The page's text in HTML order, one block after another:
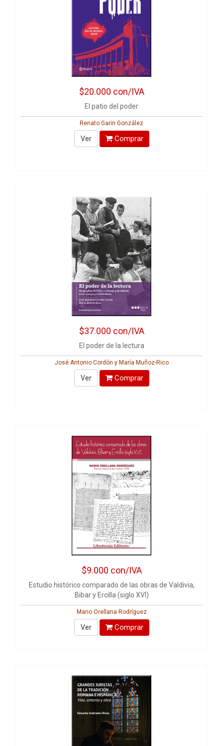
$20.000 con/IVA
El patio del poder
Renato Garin González
Ver Comprar
$37.000 con/IVA
El poder de la lectura
José Antonio Cordón y María Muñoz-Rico
Ver Comprar
$9.000 con/IVA
Estudio histórico comparado de las obras de Valdivia,
Bibar y Ercilla (siglo XVI)
Mario Orellana Rodríguez
Ver Comprar